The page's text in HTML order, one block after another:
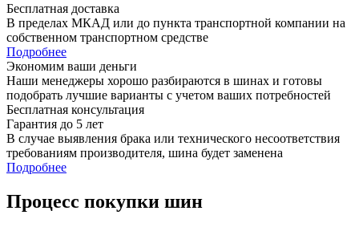
Бесплатная доставка
В пределах МКАД или до пункта транспортной компании на
собственном транспортном средстве
Подробнее
Экономим ваши деньги
Наши менеджеры хорошо разбираются в шинах и готовы
подобрать лучшие варианты с учетом ваших потребностей
Бесплатная консультация
Гарантия до 5 лет
В случае выявления брака или технического несоответствия
требованиям производителя, шина будет заменена
Подробнее
Процесс покупки шин